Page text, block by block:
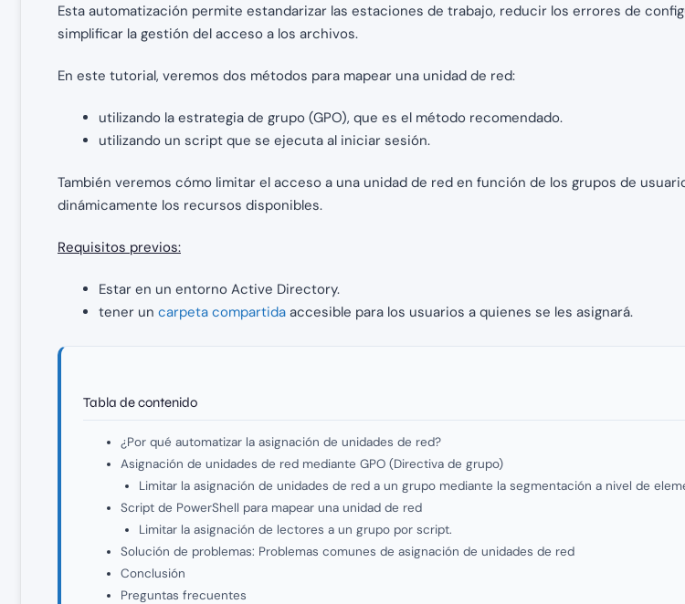
Esta automatización permite estandarizar las estaciones de trabajo, reducir los errores de
simplificar la gestión del acceso a los archivos.
En este tutorial, veremos dos métodos para mapear una unidad de red:
utilizando la estrategia de grupo (GPO), que es el método recomendado.
utilizando un script que se ejecuta al iniciar sesión.
También veremos cómo limitar el acceso a una unidad de red en función de los grupos de
dinámicamente los recursos disponibles.
Requisitos previos:
Estar en un entorno Active Directory.
tener un carpeta compartida accesible para los usuarios a quienes se les asignará.
Tabla de contenido
¿Por qué automatizar la asignación de unidades de red?
Asignación de unidades de red mediante GPO (Directiva de grupo)
Limitar la asignación de unidades de red a un grupo mediante la segmentación a nivel de
Script de PowerShell para mapear una unidad de red
Limitar la asignación de lectores a un grupo por script.
Solución de problemas: Problemas comunes de asignación de unidades de red
Conclusión
Preguntas frecuentes